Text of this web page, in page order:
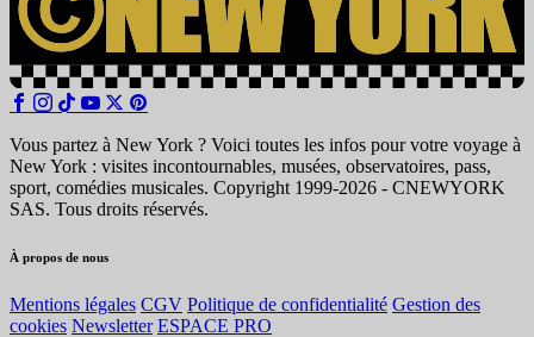
Vous partez à New York ? Voici toutes les infos pour votre voyage à
New York : visites incontournables, musées, observatoires, pass,
sport, comédies musicales. Copyright 1999-2026 - CNEWYORK
SAS. Tous droits réservés.
À propos de nous
Mentions légales CGV Politique de confidentialité Gestion des
cookies Newsletter ESPACE PRO